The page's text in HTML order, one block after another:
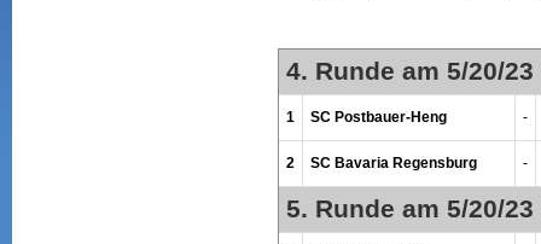
4. Runde am 5/20/23
1 SC Postbauer-Heng -
2 SC Bavaria Regensburg -
5. Runde am 5/20/23